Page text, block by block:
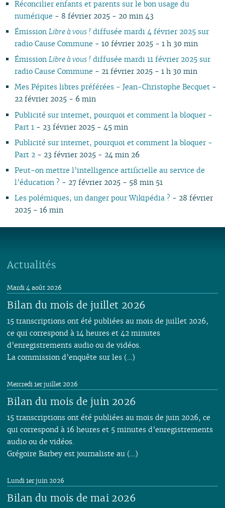
02
01
02
01
02
01
02
01
02
01
02
02
03
02
02 03
03
02
01
Réconcilier enfants et parents sur le bon usage du
numérique - 8 février 2025 - 20 min 43
Émission Libre à vous ! diffusée mardi 4 février 2025 sur
radio Cause Commune - 10 février 2025 - 1 h 30 min
Émission Libre à vous ! diffusée mardi 11 février 2025 sur
radio Cause Commune - 21 février 2025 - 1 h 30 min
Mes Pépites libres préférées - Jean-Christophe Becquet-
22 février 2025 - 6 min
Publicité sur internet, pourquoi et comment la bloquer -
Part 1 - 23 février 2025 - 45 min
Publicité sur internet, pourquoi et comment la bloquer -
Part 2 - 23 février 2025 - 24 min 26
Peut-on mettre l’intelligence artificielle au service de
l’éducation ? - 27 février 2025 - 58 min 51
Les polémiques, un danger pour Wikipédia ? - 28 février
2025 - 16 min
Actualités
Bilan du mois de juillet 2026
Mardi 4 août 2026
15 transcriptions ont été publiées au mois de juillet 2026,
ce qui correspond à 14 heures et 42 minutes
d’enregistrements audio ou de vidéos.
La commission d’enquête sur les (…)
Bilan du mois de juin 2026
Mercredi 1er juillet 2026
15 transcriptions ont été publiées au mois de juin 2026, ce
qui correspond à 16 heures et 5 minutes d’enregistrements
audio ou de vidéos.
Grégoire Barbey est journaliste au (…)
Bilan du mois de mai 2026
Lundi 1er juin 2026